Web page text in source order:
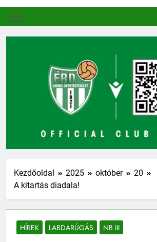
Kezdőoldal 2025 október
20
A kitartás diadala!
HÍREK LABDARÚGÁS NB III